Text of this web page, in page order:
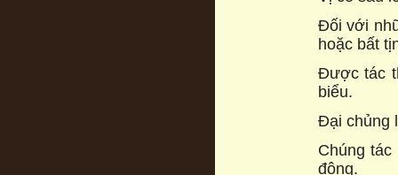
Đối với
hoặc bất
Được tác
biểu.
Đại chủng
Chúng
động.